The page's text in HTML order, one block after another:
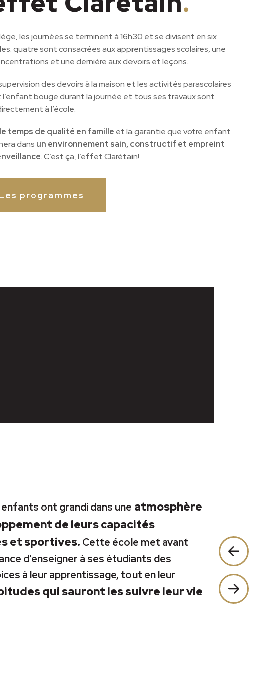
les journées se terminent à 16h30 et se divisent en six
quatre sont consacrées aux apprentissages scolaires, une
et une dernière aux devoirs et leçons.
des devoirs à la maison et les activités parascolaires
l’enfant bouge durant la journée et tous ses travaux sont
à l’école.
temps de qualité en famille et la garantie que votre enfant
dans un environnement sain, constructif et empreint
. C’est ça, l’effet Clarétain!
programmes
ont grandi dans une atmosphère
de leurs capacités
et sportives. Cette école met avant
d’enseigner à ses étudiants des
à leur apprentissage, tout en leur
qui sauront les suivre leur vie